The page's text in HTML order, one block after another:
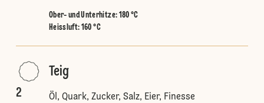
Ober- und Unterhitze: 180 °C
Heissluft: 160 °C
2
Teig
Öl, Quark, Zucker, Salz, Eier, Finesse